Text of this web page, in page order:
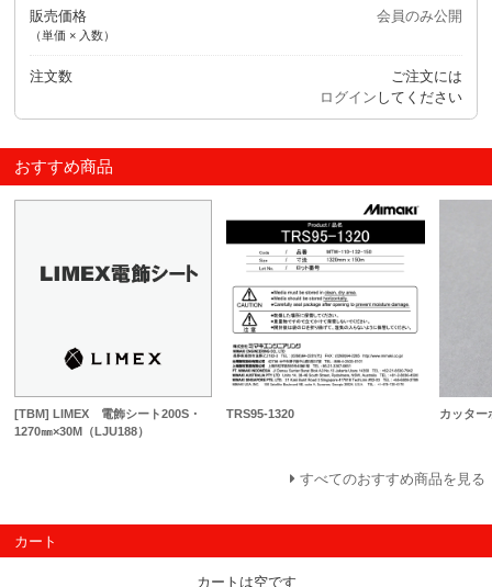
販売価格
（単価 × 入数）
会員のみ公開
注文数
ご注文には
ログイン してください
おすすめ商品
[TBM] LIMEX 電飾シート200S・
1270㎜×30M（LJU188）
TRS95-1320 カッター
すべてのおすすめ商品を見る
カート
カートは空です